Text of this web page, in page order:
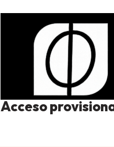
Acceso